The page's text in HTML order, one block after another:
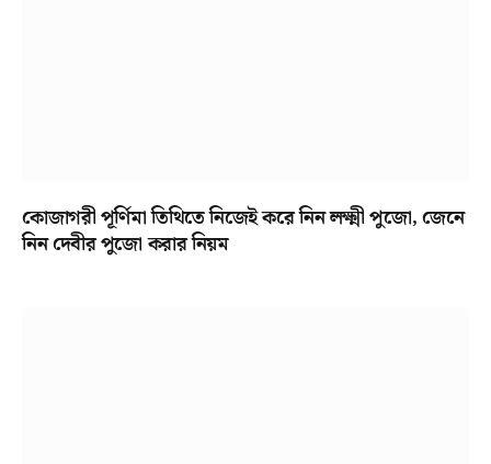
কোজাগরী পূর্ণিমা তিথিতে নিজেই করে নিন লক্ষ্মী পুজো, জেনে
নিন দেবীর পুজো করার নিয়ম